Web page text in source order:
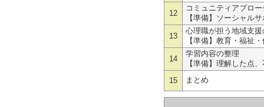
12
コミュニティアプロ
【準備】ソーシャル
13
心理職が担う地域支援
【準備】教育・福祉
14
学習内容の整理
【準備】理解した点
15 まとめ